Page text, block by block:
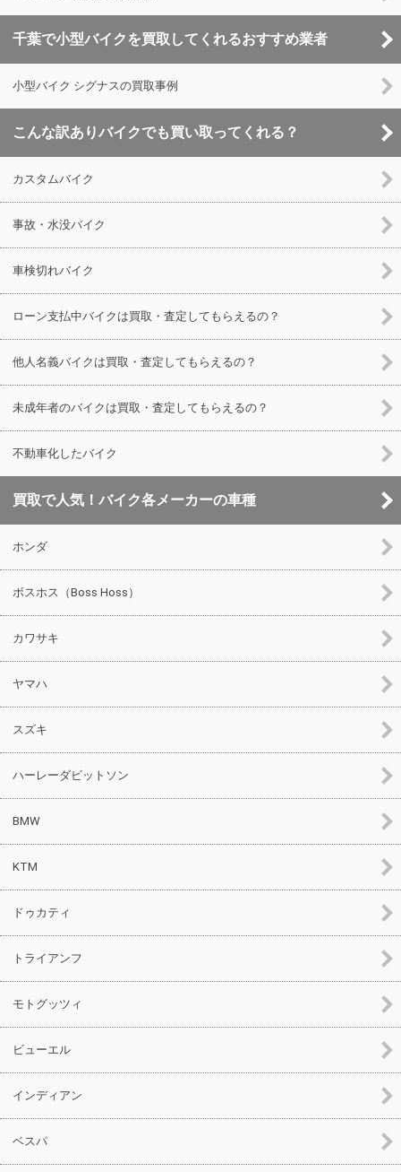
千葉で小型バイクを買取してくれるおすすめ業者
小型バイク シグナスの買取事例
こんな訳ありバイクでも買い取ってくれる？
カスタムバイク
事故・水没バイク
車検切れバイク
ローン支払中バイクは買取・査定してもらえるの？
他人名義バイクは買取・査定してもらえるの？
未成年者のバイクは買取・査定してもらえるの？
不動車化したバイク
買取で人気！バイク各メーカーの車種
ホンダ
ボスホス（Boss Hoss）
カワサキ
ヤマハ
スズキ
ハーレーダビットソン
BMW
KTM
ドゥカティ
トライアンフ
モトグッツィ
ビューエル
インディアン
ベスパ